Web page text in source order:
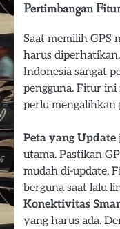
Pertimbangan
Saat memilih GPS
harus diperhatikan.
Indonesia sangat
pengguna. Fitur
perlu mengalihkan
Peta yang Update
utama. Pastikan
mudah di-update.
berguna saat lalu
Konektivitas
yang harus ada.